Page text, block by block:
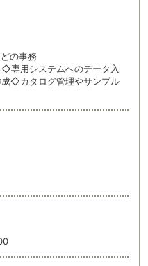
の事務
専用システムへのデータ入
◇カタログ管理やサンプル